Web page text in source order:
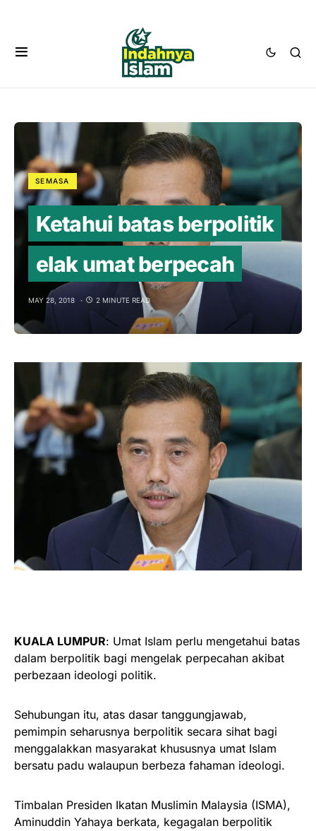
SEMASA
Ketahui batas berpolitik
elak umat berpecah
MAY 28, 2018 2 MINUTE READ
KUALA LUMPUR: Umat Islam perlu mengetahui batas
dalam berpolitik bagi mengelak perpecahan akibat
perbezaan ideologi politik.
Sehubungan itu, atas dasar tanggungjawab,
pemimpin seharusnya berpolitik secara sihat bagi
menggalakkan masyarakat khususnya umat Islam
bersatu padu walaupun berbeza fahaman ideologi.
Timbalan Presiden Ikatan Muslimin Malaysia (ISMA),
Aminuddin Yahaya berkata, kegagalan berpolitik